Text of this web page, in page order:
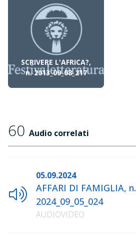
SCRIVERE L'AFRICA?,
n. 2013_09_08_217
60 Audio correlati
05.09.2024
AFFARI DI FAMIGLIA, n.
2024_09_05_024
AUDIOVIDEO